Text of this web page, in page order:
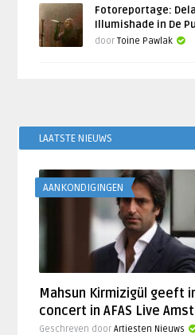
Fotoreportage:
Illumishade in De Pul
doorToine Pawlak
LAATSTE NIEUWS
AANKONDIGINGEN
Mahsun Kirmizigül geeft
concert in AFAS Live
Geschreven doorArtiesten Nieuws